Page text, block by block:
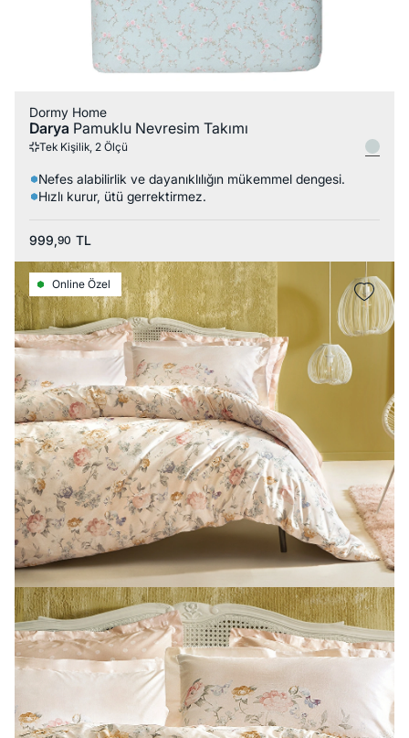
Dormy Home
Darya Pamuklu Nevresim Takımı
Tek Kişilik, 2 Ölçü
Nefes alabilirlik ve dayanıklılığın mükemmel dengesi.
Hızlı kurur, ütü gerrektirmez.
999,90 TL
Online Özel